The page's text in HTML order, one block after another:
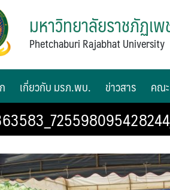
มหาวิทยาลัยราชภัฏเ
Phetchaburi Rajabhat University
เกี่ยวกับ มรภ.พบ. ข่าวสาร คณ